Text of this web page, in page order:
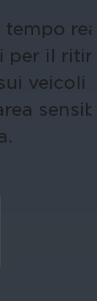
tempo
per il
veicoli